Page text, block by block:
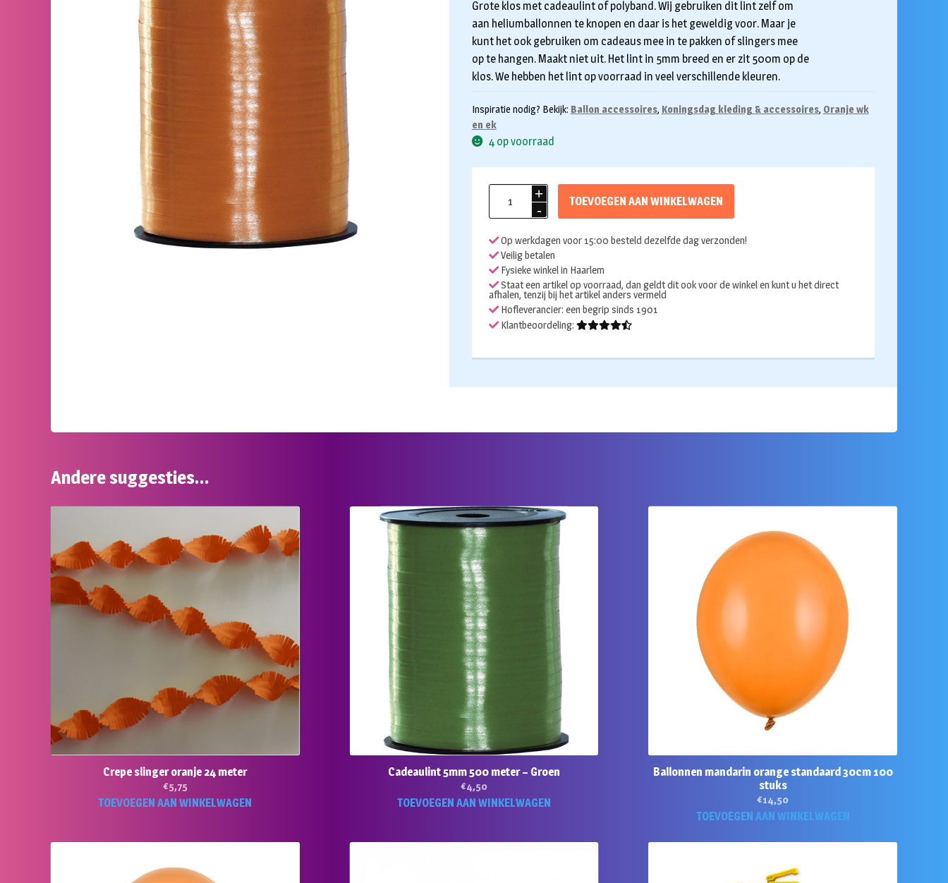
Grote klos met cadeaulint of polyband. Wij gebruiken dit lint zelf om
aan heliumballonnen te knopen en daar is het geweldig voor. Maar je
kunt het ook gebruiken om cadeaus mee in te pakken of slingers mee
op te hangen. Maakt niet uit. Het lint in 5mm breed en er zit 500m op de
klos. We hebben het lint op voorraad in veel verschillende kleuren.
Inspiratie nodig? Bekijk: Ballon accessoires, Koningsdag kleding & accessoires, Oranje wk
en ek
4 op voorraad
Cadeaulint
5mm
meter
oranje
aantal
TOEVOEGEN AAN WINKELWAGEN
Op werkdagen voor 15:00 besteld dezelfde dag verzonden!
Veilig betalen
Fysieke winkel in Haarlem
Staat een artikel op voorraad, dan geldt dit ook voor de winkel en kunt u het direct
afhalen, tenzij bij het artikel anders vermeld
Hofleverancier: een begrip sinds 1901
Klantbeoordeling:
Andere suggesties…
Crepe slinger oranje 24 meter
€5,75
TOEVOEGEN AAN WINKELWAGEN
Cadeaulint 5mm 500 meter – Groen
€4,50
TOEVOEGEN AAN WINKELWAGEN
Ballonnen mandarin orange standaard 30cm 100
stuks
€14,50
TOEVOEGEN AAN WINKELWAGEN